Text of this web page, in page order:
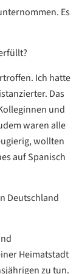
Es
Ich hatte
Das
und
waren alle
wollten
auf Spanisch
Deutschland
Heimatstadt
zu tun.
Google